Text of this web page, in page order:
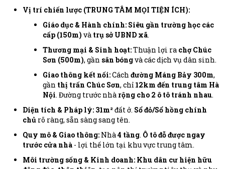
Vị trí chiến lược (TRUNG TÂM MỌI TIỆN ÍCH):
Giáo dục & Hành chính: Siêu gần trường học các
cấp (150m) và trụ sở UBND xã.
Thương mại & Sinh hoạt:Thuận lợi ra chợ Chúc
Sơn (500m), gần sân bóngvà các dịch vụ dân sinh.
Giao thông kết nối:Cách đường Máng Bảy 300m,
gần thị trấn Chúc Sơn, chỉ 12km đến trung tâm Hà
Nội. Đường trước nhà rộng cho 2 ô tô tránh nhau.
Diện tích & Pháp lý: 31m²đất ở. Sổ đỏ/Sổ hồng chính
chủ rõ ràng, sẵn sàng sang tên.
Quy mô & Giao thông: Nhà4 tầng. Ô tô đỗ được ngay
trước cửa nhà - lợi thế lớn tại khu vực trung tâm.
Môi trường sống & Kinh doanh: Khu dân cư hiện hữu